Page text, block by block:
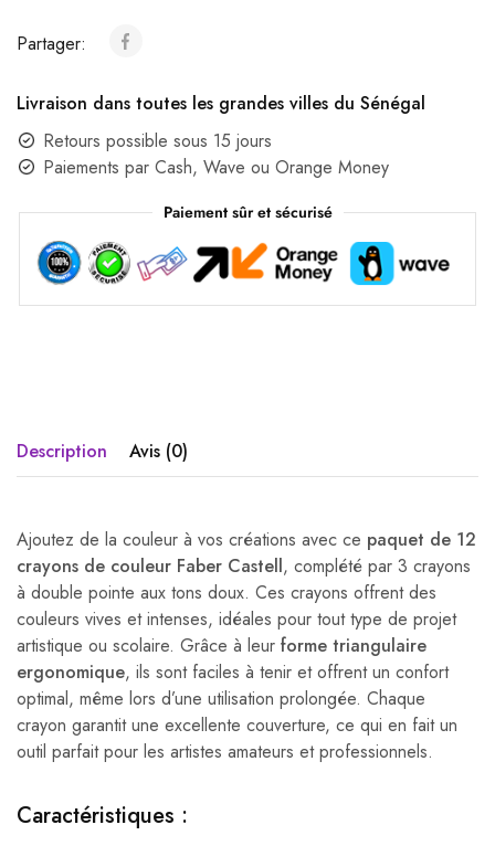
Partager:
Livraison dans toutes les grandes villes du Sénégal
Retours possible sous 15 jours
Paiements par Cash, Wave ou Orange Money
Paiement sûr et sécurisé
Description Avis (0)
Ajoutez de la couleur à vos créations avec ce paquet de 12
crayons de couleur Faber Castell, complété par 3 crayons
à double pointe aux tons doux. Ces crayons offrent des
couleurs vives et intenses, idéales pour tout type de projet
artistique ou scolaire. Grâce à leur forme triangulaire
ergonomique, ils sont faciles à tenir et offrent un confort
optimal, même lors d’une utilisation prolongée. Chaque
crayon garantit une excellente couverture, ce qui en fait un
outil parfait pour les artistes amateurs et professionnels.
Caractéristiques :